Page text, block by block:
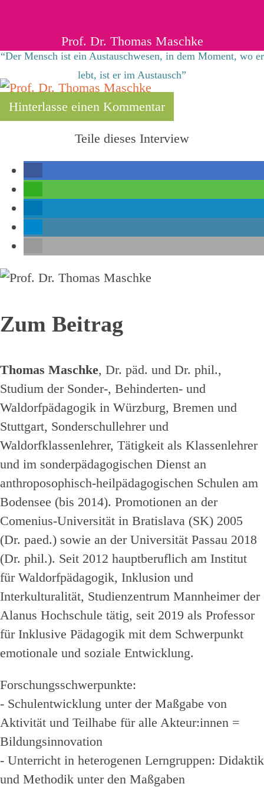
Prof. Dr. Thomas Maschke
“Der Mensch ist ein Austauschwesen, in dem Moment, wo er
lebt, ist er im Austausch”
Hinterlasse einen Kommentar
Teile dieses Interview
Zum Beitrag
Thomas Maschke, Dr. päd. und Dr. phil.,
Studium der Sonder-, Behinderten- und
Waldorfpädagogik in Würzburg, Bremen und
Stuttgart, Sonderschullehrer und
Waldorfklassenlehrer, Tätigkeit als Klassenlehrer
und im sonderpädagogischen Dienst an
anthroposophisch-heilpädagogischen Schulen am
Bodensee (bis 2014). Promotionen an der
Comenius-Universität in Bratislava (SK) 2005
(Dr. paed.) sowie an der Universität Passau 2018
(Dr. phil.). Seit 2012 hauptberuflich am Institut
für Waldorfpädagogik, Inklusion und
Interkulturalität, Studienzentrum Mannheimer der
Alanus Hochschule tätig, seit 2019 als Professor
für Inklusive Pädagogik mit dem Schwerpunkt
emotionale und soziale Entwicklung.
Forschungsschwerpunkte:
- Schulentwicklung unter der Maßgabe von
Aktivität und Teilhabe für alle Akteur:innen =
Bildungsinnovation
- Unterricht in heterogenen Lerngruppen: Didaktik
und Methodik unter den Maßgaben